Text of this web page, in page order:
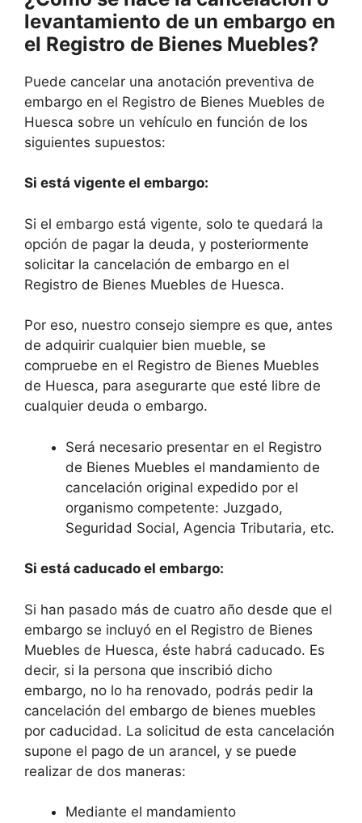
levantamiento de un embargo en
el Registro de Bienes Muebles?
Puede cancelar una anotación preventiva de
embargo en el Registro de Bienes Muebles de
Huesca sobre un vehículo en función de los
siguientes supuestos:
Si está vigente el embargo:
Si el embargo está vigente, solo te quedará la
opción de pagar la deuda, y posteriormente
solicitar la cancelación de embargo en el
Registro de Bienes Muebles de Huesca.
Por eso, nuestro consejo siempre es que, antes
de adquirir cualquier bien mueble, se
compruebe en el Registro de Bienes Muebles
de Huesca, para asegurarte que esté libre de
cualquier deuda o embargo.
Será necesario presentar en el Registro
de Bienes Muebles el mandamiento de
cancelación original expedido por el
organismo competente: Juzgado,
Seguridad Social, Agencia Tributaria, etc.
Si está caducado el embargo:
Si han pasado más de cuatro año desde que el
embargo se incluyó en el Registro de Bienes
Muebles de Huesca, éste habrá caducado. Es
decir, si la persona que inscribió dicho
embargo, no lo ha renovado, podrás pedir la
cancelación del embargo de bienes muebles
por caducidad. La solicitud de esta cancelación
supone el pago de un arancel, y se puede
realizar de dos maneras:
Mediante el mandamiento